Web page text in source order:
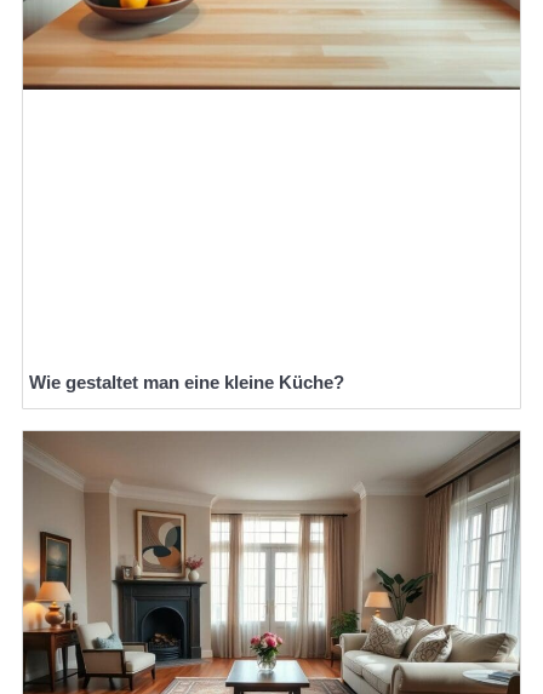
Wie gestaltet man eine kleine Küche?